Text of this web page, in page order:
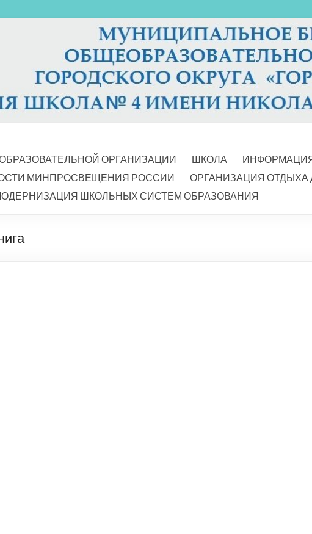
ОРГАНИЗАЦИИ ШКОЛА
МИНПРОСВЕЩЕНИЯ РОССИИ ОРГАНИЗАЦИЯ ОТДЫХА
ШКОЛЬНЫХ СИСТЕМ ОБРАЗОВАНИЯ